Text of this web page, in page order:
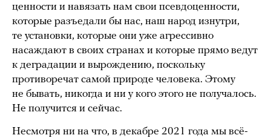
ценности и навязать нам свои псевдоценности,
которые разъедали бы нас, наш народ изнутри,
те установки, которые они уже агрессивно
насаждают в своих странах и которые прямо ведут
к деградации и вырождению, поскольку
противоречат самой природе человека. Этому
не бывать, никогда и ни у кого этого не получалось.
Не получится и сейчас.
Несмотря ни на что, в декабре 2021 года мы всё-